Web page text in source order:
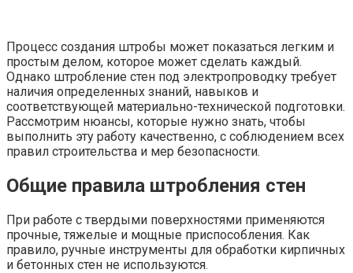
Процесс создания штробы может показаться легким и
простым делом, которое может сделать каждый.
Однако штробление стен под электропроводку требует
наличия определенных знаний, навыков и
соответствующей материально-технической подготовки.
Рассмотрим нюансы, которые нужно знать, чтобы
выполнить эту работу качественно, с соблюдением всех
правил строительства и мер безопасности.
Общие правила штробления стен
При работе с твердыми поверхностями применяются
прочные, тяжелые и мощные приспособления. Как
правило, ручные инструменты для обработки кирпичных
и бетонных стен не используются.